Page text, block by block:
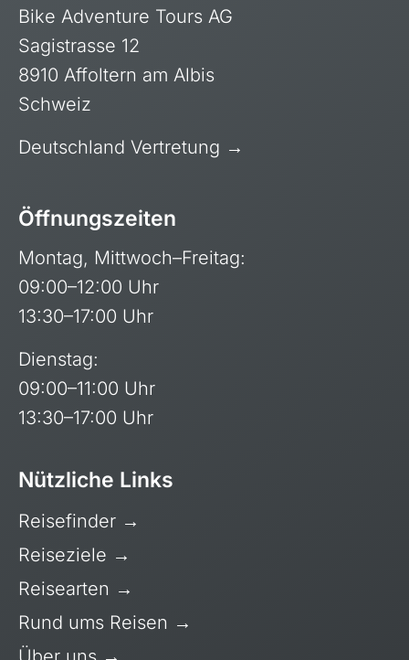
Bike Adventure Tours AG
Sagistrasse 12
8910 Affoltern am Albis
Schweiz
Deutschland Vertretung →
Öffnungszeiten
Montag, Mittwoch–Freitag:
09:00–12:00 Uhr
13:30–17:00 Uhr
Dienstag:
09:00–11:00 Uhr
13:30–17:00 Uhr
Nützliche Links
Reisefinder →
Reiseziele →
Reisearten →
Rund ums Reisen →
Slowenien
Skandinavien
Spanien
Transalp/Alpenüberquerungen
Türkei
Kapverdische Inseln
Madagaskar
Marokko
Mauritius
Namibia